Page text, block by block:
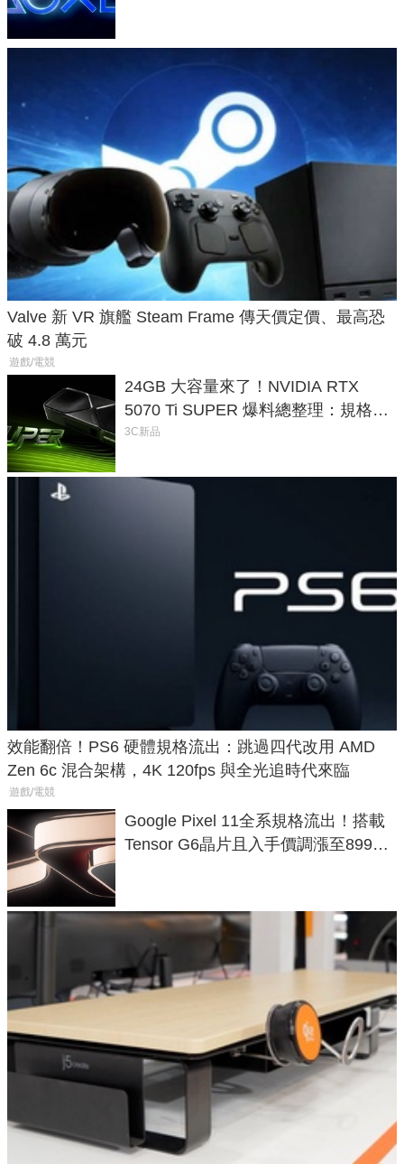
Valve 新 VR 旗艦 Steam Frame 傳天價定價、最高恐
破 4.8 萬元
遊戲/電競
24GB 大容量來了！NVIDIA RTX
5070 Ti SUPER 爆料總整理：規格、
功耗、上市時間
3C新品
效能翻倍！PS6 硬體規格流出：跳過四代改用 AMD
Zen 6c 混合架構，4K 120fps 與全光追時代來臨
遊戲/電競
Google Pixel 11全系規格流出！搭載
Tensor G6晶片且入手價調漲至899美